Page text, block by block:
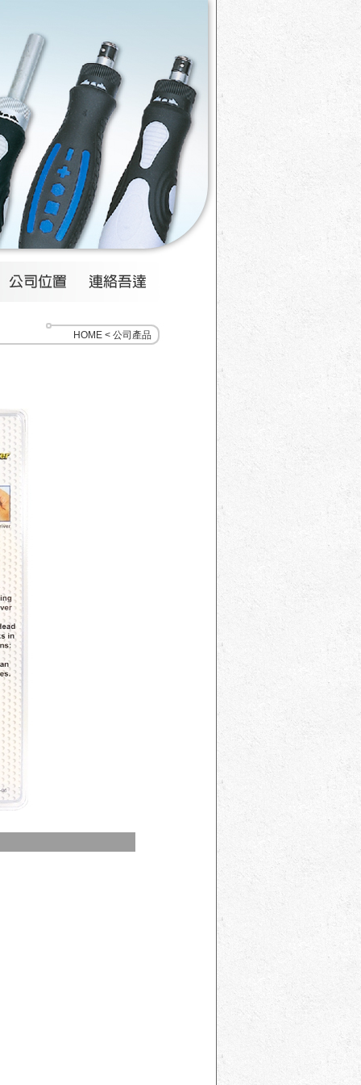
HOME < 公司產品